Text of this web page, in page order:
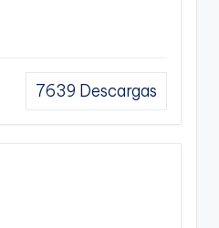
7639 Descargas